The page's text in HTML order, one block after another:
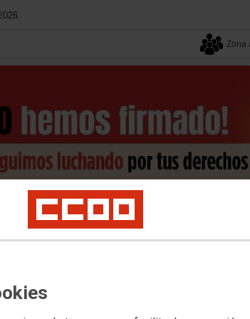
Zona
Contacto Federación